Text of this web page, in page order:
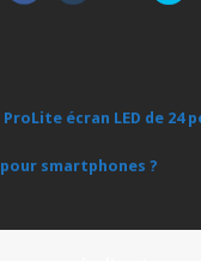
écran LED de 24
smartphones ?